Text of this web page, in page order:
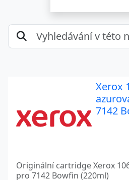
Xerox
7142
Originální cartridge Xerox
pro 7142 Bowfin (220ml)